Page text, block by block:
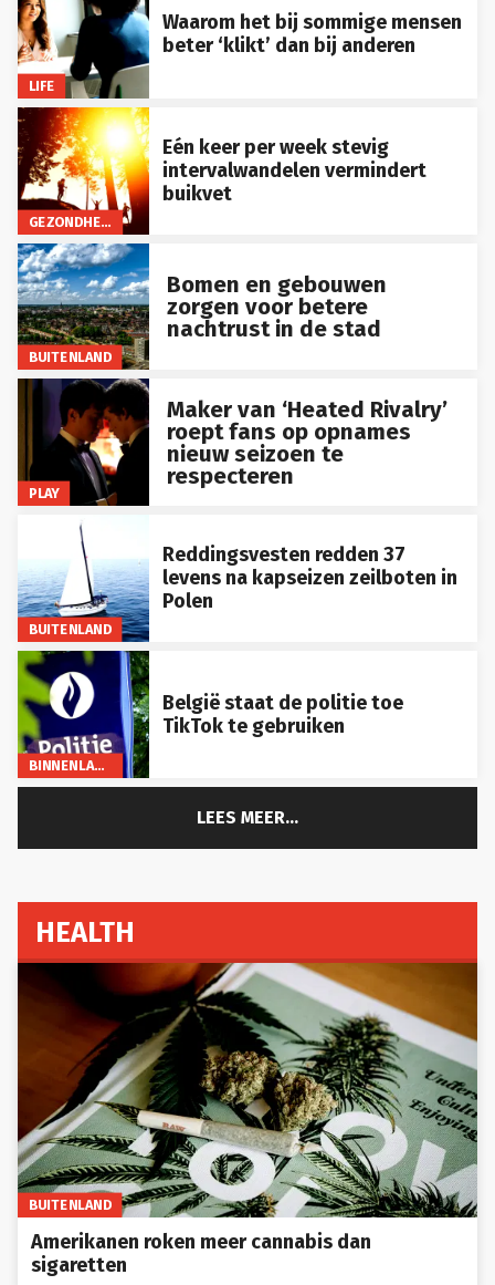
LIFE
Waarom het bij sommige mensen
beter ‘klikt’ dan bij anderen
GEZONDHEID
Eén keer per week stevig
intervalwandelen vermindert
buikvet
BUITENLAND
Bomen en gebouwen
zorgen voor betere
nachtrust in de stad
PLAY
Maker van ‘Heated Rivalry’
roept fans op opnames
nieuw seizoen te
respecteren
BUITENLAND
Reddingsvesten redden 37
levens na kapseizen zeilboten in
Polen
BINNENLAND
België staat de politie toe
TikTok te gebruiken
LEES MEER...
HEALTH
BUITENLAND
Amerikanen roken meer cannabis dan
sigaretten